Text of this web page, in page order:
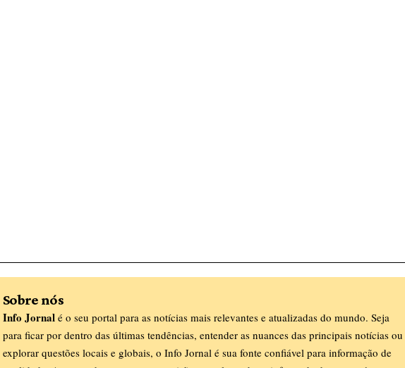
Sobre nós
Info Jornalé o seu portal para as notícias mais relevantes e atualizadas do mundo. Seja
para ficar por dentro das últimas tendências, entender as nuances das principais notícias ou
explorar questões locais e globais, o Info Jornal é sua fonte confiável para informação de